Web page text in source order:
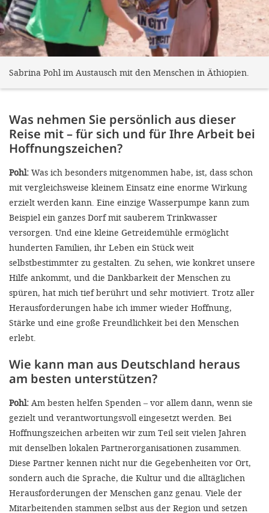
Sabrina Pohl im Austausch mit den Menschen in Äthiopien.
Was nehmen Sie persönlich aus dieser
Reise mit – für sich und für Ihre Arbeit bei
Hoffnungszeichen?
Pohl: Was ich besonders mitgenommen habe, ist, dass schon
mit vergleichsweise kleinem Einsatz eine enorme Wirkung
erzielt werden kann. Eine einzige Wasserpumpe kann zum
Beispiel ein ganzes Dorf mit sauberem Trinkwasser
versorgen. Und eine kleine Getreidemühle ermöglicht
hunderten Familien, ihr Leben ein Stück weit
selbstbestimmter zu gestalten. Zu sehen, wie konkret unsere
Hilfe ankommt, und die Dankbarkeit der Menschen zu
spüren, hat mich tief berührt und sehr motiviert. Trotz aller
Herausforderungen habe ich immer wieder Hoffnung,
Stärke und eine große Freundlichkeit bei den Menschen
erlebt.
Wie kann man aus Deutschland heraus
am besten unterstützen?
Pohl: Am besten helfen Spenden – vor allem dann, wenn sie
gezielt und verantwortungsvoll eingesetzt werden. Bei
Hoffnungszeichen arbeiten wir zum Teil seit vielen Jahren
mit denselben lokalen Partnerorganisationen zusammen.
Diese Partner kennen nicht nur die Gegebenheiten vor Ort,
sondern auch die Sprache, die Kultur und die alltäglichen
Herausforderungen der Menschen ganz genau. Viele der
Mitarbeitenden stammen selbst aus der Region und setzen